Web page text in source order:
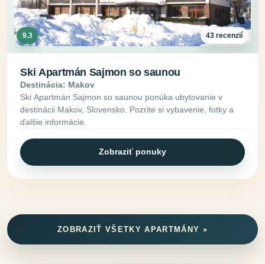
9.3 43 recenzií
Ski Apartmán Sajmon so saunou
Destinácia: Makov
Ski Apartmán Sajmon so saunou ponúka ubytovanie v
destinácii Makov, Slovensko. Pozrite si vybavenie, fotky a
ďalšie informácie.
Zobraziť ponuky
ZOBRAZIŤ VŠETKY APARTMÁNY »